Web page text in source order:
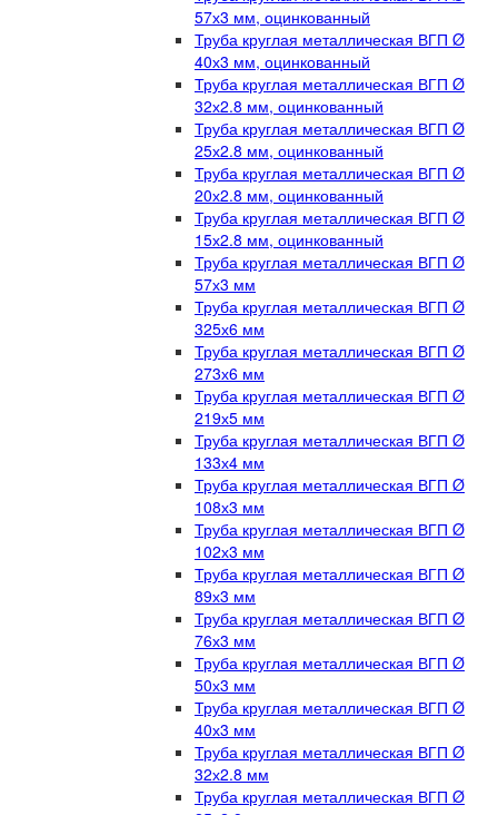
57х3 мм, оцинкованный
Труба круглая металлическая ВГП Ø
40х3 мм, оцинкованный
Труба круглая металлическая ВГП Ø
32х2.8 мм, оцинкованный
Труба круглая металлическая ВГП Ø
25х2.8 мм, оцинкованный
Труба круглая металлическая ВГП Ø
20х2.8 мм, оцинкованный
Труба круглая металлическая ВГП Ø
15х2.8 мм, оцинкованный
Труба круглая металлическая ВГП Ø
57х3 мм
Труба круглая металлическая ВГП Ø
325х6 мм
Труба круглая металлическая ВГП Ø
273х6 мм
Труба круглая металлическая ВГП Ø
219х5 мм
Труба круглая металлическая ВГП Ø
133х4 мм
Труба круглая металлическая ВГП Ø
108х3 мм
Труба круглая металлическая ВГП Ø
102х3 мм
Труба круглая металлическая ВГП Ø
89х3 мм
Труба круглая металлическая ВГП Ø
76х3 мм
Труба круглая металлическая ВГП Ø
50х3 мм
Труба круглая металлическая ВГП Ø
40х3 мм
Труба круглая металлическая ВГП Ø
32х2.8 мм
Труба круглая металлическая ВГП Ø